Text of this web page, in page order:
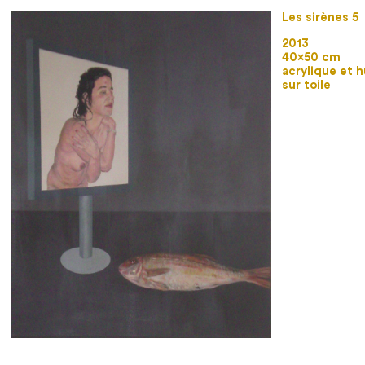
Les sirènes 5
2013
40×50 cm
acrylique et
sur toile